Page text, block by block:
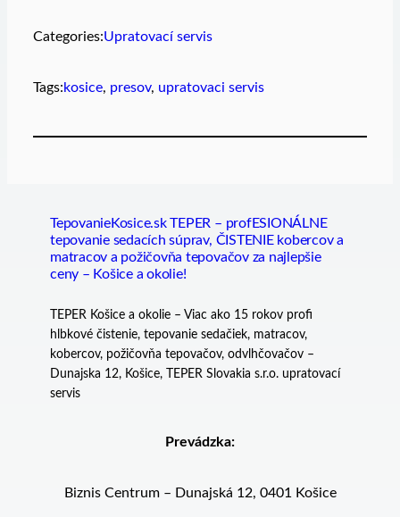
Categories:Upratovací servis
Tags:kosice, presov, upratovaci servis
TepovanieKosice.sk TEPER – profESIONÁLNE
tepovanie sedacích súprav, ČISTENIE kobercov a
matracov a požičovňa tepovačov za najlepšie
ceny – Košice a okolie!
TEPER Košice a okolie – Viac ako 15 rokov profi
hlbkové čistenie, tepovanie sedačiek, matracov,
kobercov, požičovňa tepovačov, odvlhčovačov –
Dunajska 12, Košice, TEPER Slovakia s.r.o. upratovací
servis
Prevádzka:
Biznis Centrum – Dunajská 12, 0401 Košice